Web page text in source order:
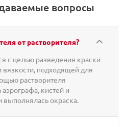
вопросы
от растворителя?
с целью разведения краски
подходящей для
растворителя
кистей и
выполнялась окраска.